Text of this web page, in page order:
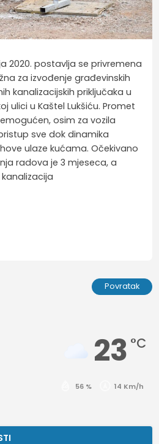
2020. postavlja se privremena
za izvođenje građevinskih
kanalizacijskih priključaka u
ulici u Kaštel Lukšiću. Promet
osim za vozila
sve dok dinamika
ulaze kućama. Očekivano
radova je 3 mjeseca, a
Povratak
23 °C
56 % 14 Km/h